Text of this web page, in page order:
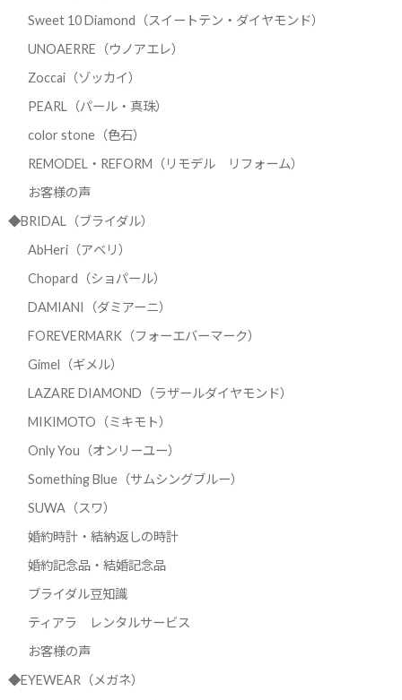
Sweet 10 Diamond（スイートテン・ダイヤモンド）
UNOAERRE（ウノアエレ）
Zoccai（ゾッカイ）
PEARL（パール・真珠）
color stone（色石）
REMODEL・REFORM（リモデル リフォーム）
お客様の声
◆BRIDAL（ブライダル）
AbHeri（アベリ）
Chopard（ショパール）
DAMIANI（ダミアーニ）
FOREVERMARK（フォーエバーマーク）
Gimel（ギメル）
LAZARE DIAMOND（ラザールダイヤモンド）
MIKIMOTO（ミキモト）
Only You（オンリーユー）
Something Blue（サムシングブルー）
SUWA（スワ）
婚約時計・結納返しの時計
婚約記念品・結婚記念品
ブライダル豆知識
ティアラ レンタルサービス
お客様の声
◆EYEWEAR（メガネ）